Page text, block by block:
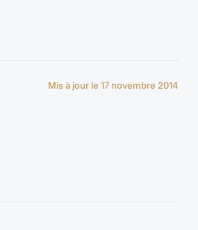
Mis à jour le 17 novembre 2014